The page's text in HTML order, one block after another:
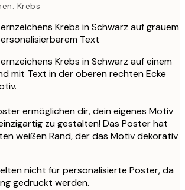
Krebs
Krebs in Schwarz auf grauem
Text
Krebs in Schwarz auf einem
mit Text in der oberen rechten Ecke
ermöglichen dir, dein eigenes Motiv
zu gestalten! Das Poster hat
weißen Rand, der das Motiv dekorativ
nicht für personalisierte Poster, da
gedruckt werden.